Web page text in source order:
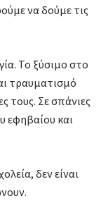
να δούμε τις
Το ξύσιμο στο
τραυματισμό
τους. Σε σπάνιες
εφηβαίου και
δεν είναι